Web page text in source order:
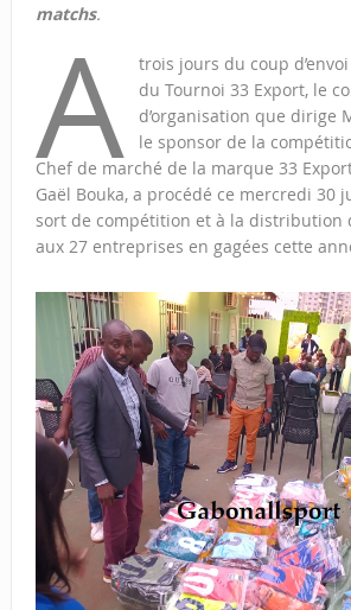
matchs.
A trois jours du coup
du Tournoi 33 Export, le
d’organisation que dirige
le sponsor de la
Chef de marché de la marque 33
Gaël Bouka, a procédé ce mercredi
sort de compétition et à la distribution
aux 27 entreprises en gagées cette